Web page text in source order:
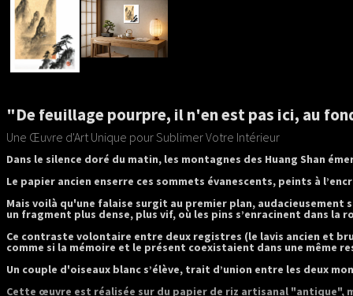
"De feuillage pourpre, il n'en est pas ici, au
Une Œuvre d'Art Unique pour Sublimer Votre Intérieur
Dans le silence doré du matin, les montagnes des Huang Shan
Le papier ancien enserre ces sommets évanescents, peints à
Mais voilà qu'une falaise surgit au premier plan, audacieusement
un fragment plus dense, plus vif, où les pins s’enracinent dans la
Ce contraste volontaire entre deux registres (le lavis ancien et
comme si la mémoire et le présent coexistaient dans une même
Un couple d'oiseaux blanc s’élève, trait d’union entre les deux
Cette œuvre est réalisée sur du papier de riz artisanal "antique",